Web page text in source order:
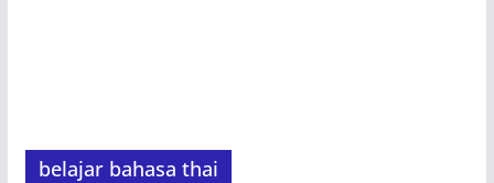
belajar bahasa thai